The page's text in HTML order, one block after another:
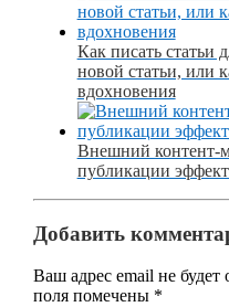
Как писать статьи
новой статьи, или
вдохновения
Внешний контент-
публикации
Добавить
Ваш адрес email не будет
поля помечены *